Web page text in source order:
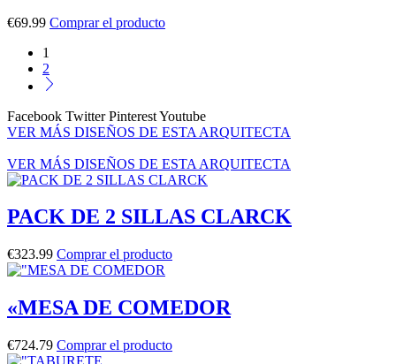
€69.99 Comprar el producto
1
2
Facebook Twitter PinterestYoutube
VER MÁS DISEÑOS DE ESTA ARQUITECTA
VER MÁS DISEÑOS DE ESTA ARQUITECTA
PACK DE 2 SILLAS CLARCK
€323.99 Comprar el producto
«MESA DE COMEDOR
€724.79 Comprar el producto